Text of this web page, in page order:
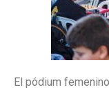
El pódium